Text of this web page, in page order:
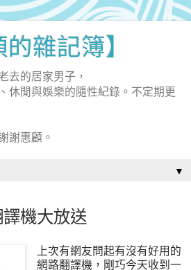
的雜記簿】
去的居家男子，
休閒與娛樂的隨性紀錄。不定期更
謝惠顧。
▼
譯機大放送
上次有網友問起有沒有好用的
網路翻譯機，剛巧今天收到一